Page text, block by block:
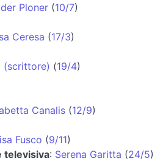
Ploner (10/7)
Ceresa (17/3)
(scrittore) (19/4)
Canalis (12/9)
Fusco (9/11)
televisiva: Serena Garitta (24/5)